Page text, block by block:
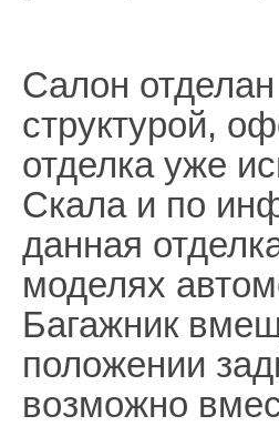
Салон
структурой,
отделка уже
Скала и по
данная
моделях
Багажник
положении
возможно